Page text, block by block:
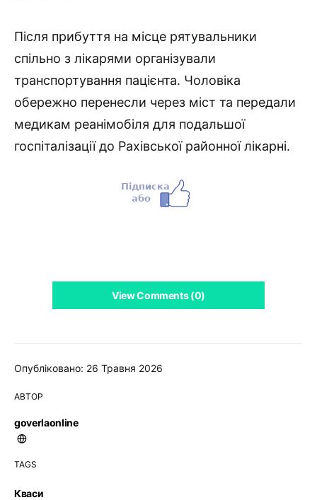
Опубліковано: 26 Травня 2026
АВТОР
goverlaonline
TAGS
Кваси
Після прибуття на місце рятувальники
спільно з лікарями організували
транспортування пацієнта. Чоловіка
обережно перенесли через міст та передали
медикам реанімобіля для подальшої
госпіталізації до Рахівської районної лікарні.
View Comments (0)